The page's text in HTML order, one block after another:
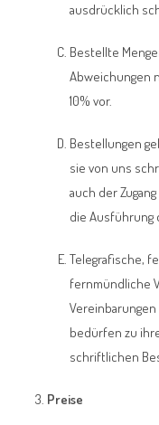
ausdrücklich
Bestellte
Abweichungen
10% vor.
Bestellungen
sie von uns
auch der
die Ausführung
Telegrafische,
fernmündliche
bedürfen zu
schriftlichen
Preise